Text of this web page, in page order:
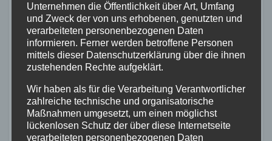
Ortsvereine Wirges und Siershahn offiziell
in die Veranstaltung eingebunden.
Bürgermeisterin Alexandra Marzi dankte
beiden Vereinen für die enge und
Feuerwehren der Verbandsgemeinde.
Für besondere Verdienste wurden zudem
Unternehmen die Öffentlichkeit über Art, Umfang
und Zweck der von uns erhobenen, genutzten und
verarbeiteten personenbezogenen Daten
informieren. Ferner werden betroffene Personen
mittels dieser Datenschutzerklärung über die ihnen
zustehenden Rechte aufgeklärt.
Wir haben als für die Verarbeitung Verantwortlicher
zahlreiche technische und organisatorische
Maßnahmen umgesetzt, um einen möglichst
lückenlosen Schutz der über diese Internetseite
verarbeiteten personenbezogenen Daten